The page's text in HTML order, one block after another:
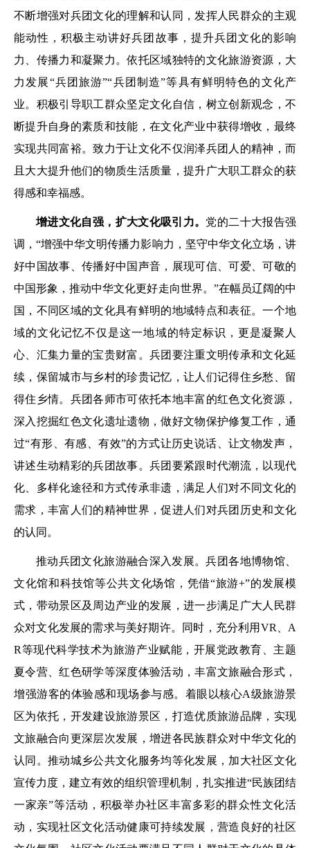
不断增强对兵团文化的理解和认同，发挥人民群众的主观
能动性，积极主动讲好兵团故事，提升兵团文化的影响
力、传播力和凝聚力。依托区域独特的文化旅游资源，大
力发展“兵团旅游”“兵团制造”等具有鲜明特色的文化产
业。积极引导职工群众坚定文化自信，树立创新观念，不
断提升自身的素质和技能，在文化产业中获得增收，最终
实现共同富裕。致力于让文化不仅润泽兵团人的精神，而
且大大提升他们的物质生活质量，提升广大职工群众的获
得感和幸福感。
增进文化自强，扩大文化吸引力。 党的二十大报告强
调，“增强中华文明传播力影响力，坚守中华文化立场，讲
好中国故事、传播好中国声音，展现可信、可爱、可敬的
中国形象，推动中华文化更好走向世界。”在幅员辽阔的中
国，不同区域的文化具有鲜明的地域特点和表征。一个地
域的文化记忆不仅是这一地域的特定标识，更是凝聚人
心、汇集力量的宝贵财富。兵团要注重文明传承和文化延
续，保留城市与乡村的珍贵记忆，让人们记得住乡愁、留
得住乡情。兵团各师市可依托本地丰富的红色文化资源，
深入挖掘红色文化遗址遗物，做好文物保护修复工作，通
过“有形、有感、有效”的方式让历史说话、让文物发声，
讲述生动精彩的兵团故事。兵团要紧跟时代潮流，以现代
化、多样化途径和方式传承非遗，满足人们对不同文化的
需求，丰富人们的精神世界，促进人们对兵团历史和文化
的认同。
推动兵团文化旅游融合深入发展。兵团各地博物馆、
文化馆和科技馆等公共文化场馆，凭借“旅游+”的发展模
式，带动景区及周边产业的发展，进一步满足广大人民群
众对文化发展的需求与美好期许。同时，充分利用VR、A
R等现代科学技术为旅游产业赋能，开展党政教育、主题
夏令营、红色研学等深度体验活动，丰富文旅融合形式，
增强游客的体验感和现场参与感。着眼以核心A级旅游景
区为依托，开发建设旅游景区，打造优质旅游品牌，实现
文旅融合向更深层次发展，增进各民族群众对中华文化的
认同。推动城乡公共文化服务均等化发展，加大社区文化
宣传力度，建立有效的组织管理机制，扎实推进“民族团结
一家亲”等活动，积极举办社区丰富多彩的群众性文化活
动，实现社区文化活动健康可持续发展，营造良好的社区